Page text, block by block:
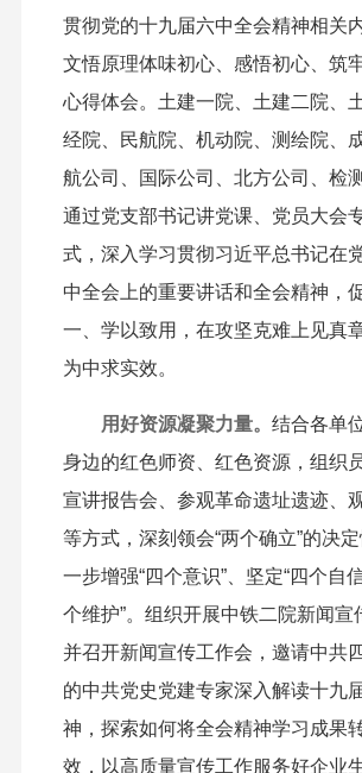
贯彻党的十九届六中全会精神相关
文悟原理体味初心、感悟初心、筑
心得体会。土建一院、土建二院、
经院、民航院、机动院、测绘院、
航公司、国际公司、北方公司、检
通过党支部书记讲党课、党员大会
式，深入学习贯彻习近平总书记在
中全会上的重要讲话和全会精神，
一、学以致用，在攻坚克难上见真
为中求实效。
用好资源凝聚力量。 结合各单
身边的红色师资、红色资源，组织
宣讲报告会、参观革命遗址遗迹、
等方式，深刻领会“两个确立”的决
一步增强“四个意识”、坚定“四个自
个维护”。组织开展中铁二院新闻宣
并召开新闻宣传工作会，邀请中共
的中共党史党建专家深入解读十九
神，探索如何将全会精神学习成果
效，以高质量宣传工作服务好企业